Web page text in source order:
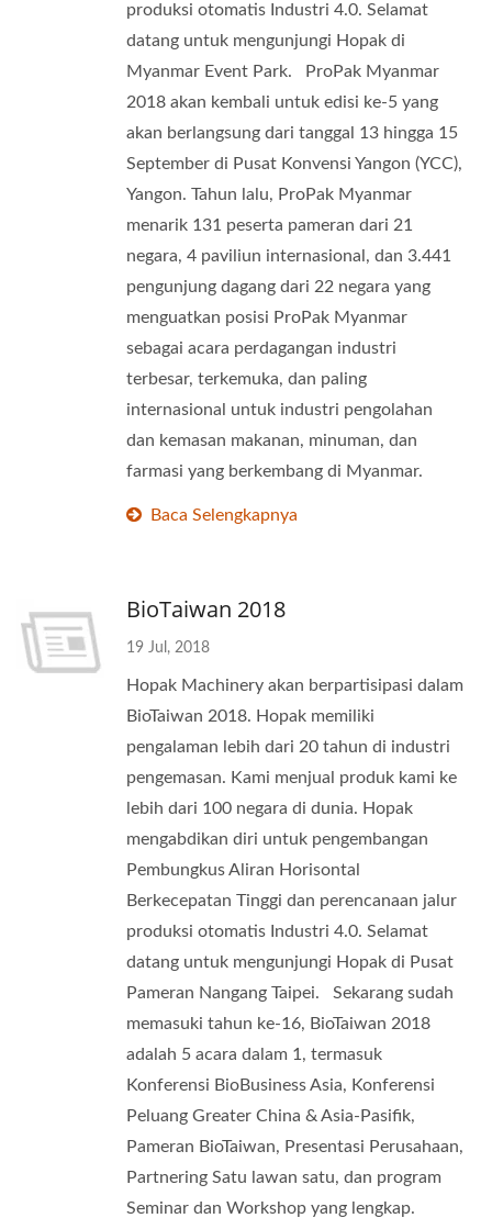
produksi otomatis Industri 4.0. Selamat
datang untuk mengunjungi Hopak di
Myanmar Event Park. ProPak Myanmar
2018 akan kembali untuk edisi ke-5 yang
akan berlangsung dari tanggal 13 hingga 15
September di Pusat Konvensi Yangon (YCC),
Yangon. Tahun lalu, ProPak Myanmar
menarik 131 peserta pameran dari 21
negara, 4 paviliun internasional, dan 3.441
pengunjung dagang dari 22 negara yang
menguatkan posisi ProPak Myanmar
sebagai acara perdagangan industri
terbesar, terkemuka, dan paling
internasional untuk industri pengolahan
dan kemasan makanan, minuman, dan
farmasi yang berkembang di Myanmar.
Baca Selengkapnya
BioTaiwan 2018
19 Jul, 2018
Hopak Machinery akan berpartisipasi dalam
BioTaiwan 2018. Hopak memiliki
pengalaman lebih dari 20 tahun di industri
pengemasan. Kami menjual produk kami ke
lebih dari 100 negara di dunia. Hopak
mengabdikan diri untuk pengembangan
Pembungkus Aliran Horisontal
Berkecepatan Tinggi dan perencanaan jalur
produksi otomatis Industri 4.0. Selamat
datang untuk mengunjungi Hopak di Pusat
Pameran Nangang Taipei. Sekarang sudah
memasuki tahun ke-16, BioTaiwan 2018
adalah 5 acara dalam 1, termasuk
Konferensi BioBusiness Asia, Konferensi
Peluang Greater China & Asia-Pasifik,
Pameran BioTaiwan, Presentasi Perusahaan,
Partnering Satu lawan satu, dan program
Seminar dan Workshop yang lengkap.